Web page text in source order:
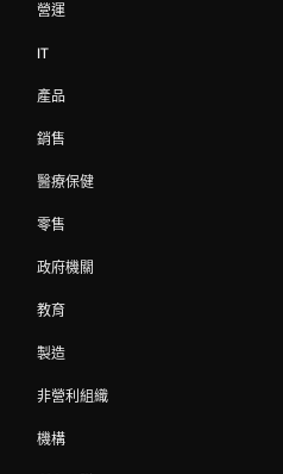
營運
IT
產品
銷售
醫療保健
零售
政府機關
教育
製造
非營利組織
機構